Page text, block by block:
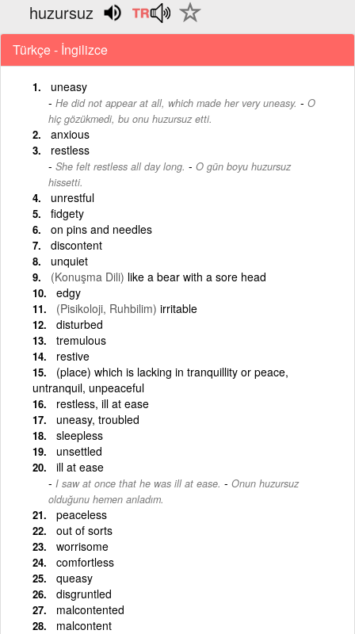
huzursuz
Türkçe - İngilizce
uneasy
He did not appear at all, which made her very uneasy. - O
hiç gözükmedi, bu onu huzursuz etti.
anxious
restless
She felt restless all day long. - O gün boyu huzursuz
hissetti.
unrestful
fidgety
on pins and needles
discontent
unquiet
(Konuşma Dili) like a bear with a sore head
edgy
(Pisikoloji, Ruhbilim) irritable
disturbed
tremulous
restive
(place) which is lacking in tranquillity or peace,
untranquil, unpeaceful
restless, ill at ease
uneasy, troubled
sleepless
unsettled
ill at ease
I saw at once that he was ill at ease. - Onun huzursuz
olduğunu hemen anladım.
peaceless
out of sorts
worrisome
comfortless
queasy
disgruntled
malcontented
malcontent